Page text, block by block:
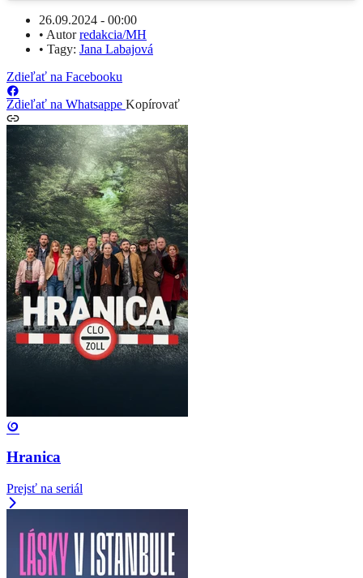
26.09.2024 - 00:00
• Autorredakcia/MH
• Tagy: Jana Labajová
Zdieľať na Facebooku
Zdieľať na Whatsappe Kopírovať
Hranica
Prejsť na seriál